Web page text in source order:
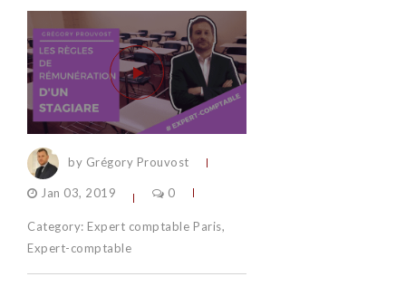
by Grégory Prouvost
Jan 03, 2019 0
Category: Expert comptable Paris,
Expert-comptable